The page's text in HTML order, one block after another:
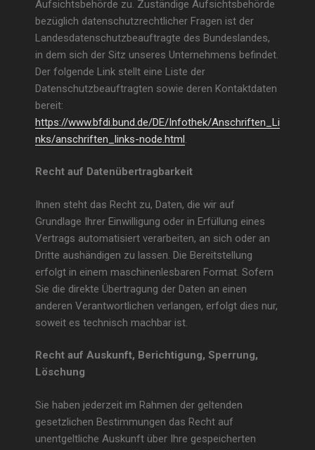
Aufsichtsbehörde zu. Zuständige Aufsichtsbehörde
bezüglich datenschutzrechtlicher Fragen ist der
Landesdatenschutzbeauftragte des Bundeslandes,
in dem sich der Sitz unseres Unternehmens befindet.
Der folgende Link stellt eine Liste der
Datenschutzbeauftragten sowie deren Kontaktdaten
bereit:
https://www.bfdi.bund.de/DE/Infothek/Anschriften_Li
nks/anschriften_links-node.html.
Recht auf Datenübertragbarkeit
Ihnen steht das Recht zu, Daten, die wir auf
Grundlage Ihrer Einwilligung oder in Erfüllung eines
Vertrags automatisiert verarbeiten, an sich oder an
Dritte aushändigen zu lassen. Die Bereitstellung
erfolgt in einem maschinenlesbaren Format. Sofern
Sie die direkte Übertragung der Daten an einen
anderen Verantwortlichen verlangen, erfolgt dies nur,
soweit es technisch machbar ist.
Recht auf Auskunft, Berichtigung, Sperrung,
Löschung
Sie haben jederzeit im Rahmen der geltenden
gesetzlichen Bestimmungen das Recht auf
unentgeltliche Auskunft über Ihre gespeicherten